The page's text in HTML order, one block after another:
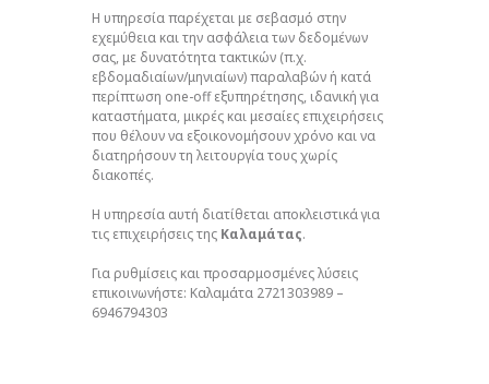
Η υπηρεσία παρέχεται με σεβασμό στην
εχεμύθεια και την ασφάλεια των δεδομένων
σας, με δυνατότητα τακτικών (π.χ.
εβδομαδιαίων/μηνιαίων) παραλαβών ή κατά
περίπτωση one-off εξυπηρέτησης, ιδανική για
καταστήματα, μικρές και μεσαίες επιχειρήσεις
που θέλουν να εξοικονομήσουν χρόνο και να
διατηρήσουν τη λειτουργία τους χωρίς
διακοπές.
Η υπηρεσία αυτή διατίθεται αποκλειστικά για
τις επιχειρήσεις της Καλαμάτας.
Για ρυθμίσεις και προσαρμοσμένες λύσεις
επικοινωνήστε: Καλαμάτα 2721303989 –
6946794303